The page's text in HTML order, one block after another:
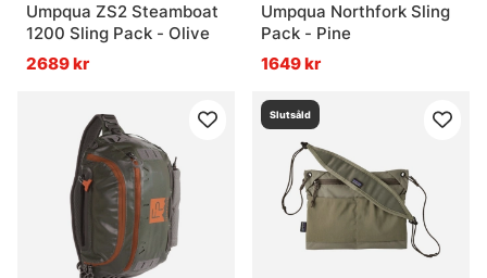
Umpqua ZS2 Steamboat
1200 Sling Pack - Olive
2689 kr
Umpqua Northfork Sling
Pack - Pine
1649 kr
Slutsåld